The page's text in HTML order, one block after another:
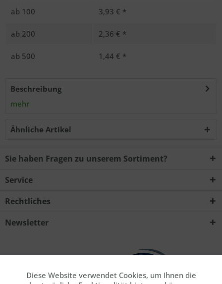
Ich habe die
genommen.. *
Senden
ab 100 3,93 € *
ab 200 2,36 € *
ab 500 1,44 € *
Beschreibung
mehr
Ähnliche Artikel
Sie haben Fragen zu unserem Sortiment?
Service
Rechtliches
Newsletter
Funktionale Aktiv
Diese Website verwendet Cookies, um Ihnen die